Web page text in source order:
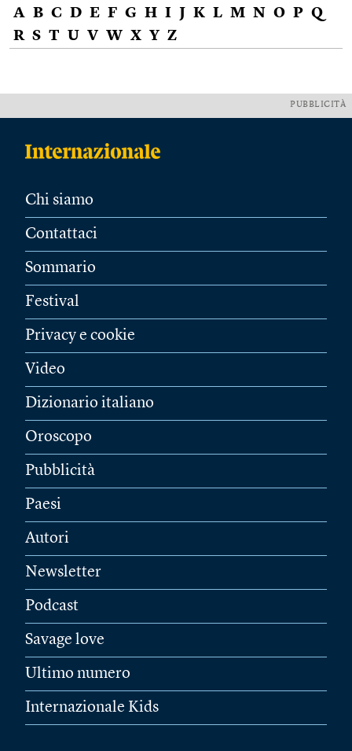
A B C D E F G H I J K L M N O P Q
R S T U V W X Y Z
PUBBLICITÀ
Chi siamo
Contattaci
Sommario
Festival
Privacy e cookie
Video
Dizionario italiano
Oroscopo
Pubblicità
Paesi
Autori
Newsletter
Podcast
Savage love
Ultimo numero
Internazionale Kids